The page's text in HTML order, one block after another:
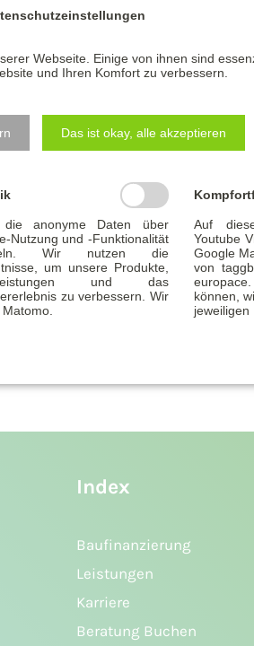
das
für
für
Index
Baufinanzierung
Leistungen
Karriere
Beratung Buchen
Webseite. Einige von ihnen sind
und Ihren Komfort zu verbessern.
Das ist okay, alle akzeptieren
die anonyme Daten über
Nutzung und -Funktionalität
Wir nutzen die
um unsere Produkte,
und das
zu verbessern. Wir
Auf
Youtube
Google
von
können,
jeweiligen